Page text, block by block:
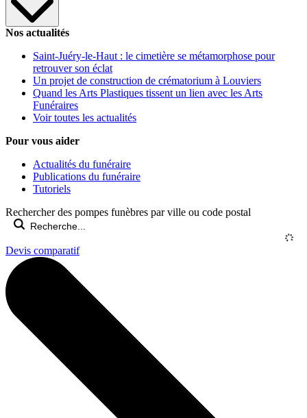
Nos actualités
Saint-Juéry-le-Haut : le cimetière se métamorphose pour
retrouver son éclat
Un projet de construction de crématorium à Louviers
Quand les Arts Plastiques tissent un lien avec les Arts
Funéraires
Voir toutes les actualités
Pour vous aider
Actualités du funéraire
Publications du funéraire
Tutoriels
Rechercher des pompes funèbres par ville ou code postal
Devis comparatif